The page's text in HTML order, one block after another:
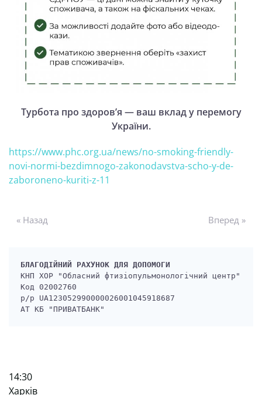
Турбота про здоровʼя — ваш вклад у перемогу
України.
https://www.phc.org.ua/news/no-smoking-friendly-
novi-normi-bezdimnogo-zakonodavstva-scho-y-de-
zaboroneno-kuriti-z-11
« Назад Вперед »
БЛАГОДІЙНИЙ РАХУНОК ДЛЯ ДОПОМОГИ
КНП ХОР "Обласний фтизіопульмонологічний центр"
Код 02002760
р/р UA123052990000026001045918687
АТ КБ "ПРИВАТБАНК"
14:30
Харків